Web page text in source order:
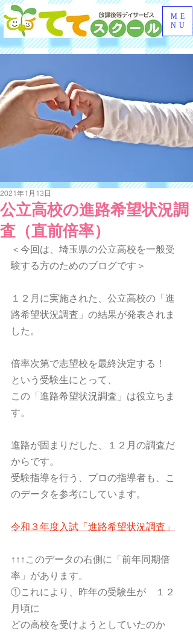
ME
NU
公立高校の進路希望状況調
査（直前倍率）
2021年1月13日
＜今回は、埼玉県の公立高校を一般受
験する方のためのブログです＞
１２月に実施された、公立高校の「進
路希望状況調査」の結果が発表されま
した。
倍率次第で志望校を最終決定する！
という受験生にとって、
この「進路希望状況調査」は役立ちま
す。
進路が固まりだした、１２月の調査だ
からです。
受験指導を行う、プロの指導者も、こ
のデータを参考にしています。
令和３年度入試「進路希望状況調査」
↑↑↑このデータの右側に「前年同期倍
率」があります。
①これにより、昨年の受験生が　１２
月頃に
どの高校を受けようとしていたのか